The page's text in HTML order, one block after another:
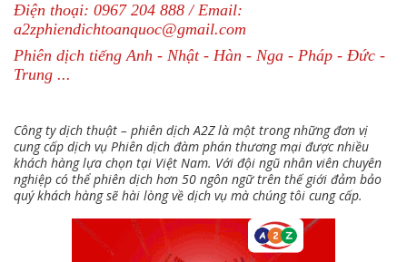
Điện thoại: 0967 204 888 / Email:
a2zphiendichtoanquoc@gmail.com
Phiên dịch tiếng Anh - Nhật - Hàn - Nga - Pháp - Đức -
Trung ...
Công ty dịch thuật – phiên dịch A2Z là một trong những đơn vị
cung cấp dịch vụ Phiên dịch đàm phán thương mại được nhiều
khách hàng lựa chọn tại Việt Nam. Với đội ngũ nhân viên chuyên
nghiệp có thể phiên dịch hơn 50 ngôn ngữ trên thế giới đảm bảo
quý khách hàng sẽ hài lòng về dịch vụ mà chúng tôi cung cấp.